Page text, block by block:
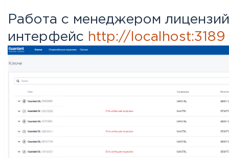
Работа с менеджером
интерфейс http://localhost:3189